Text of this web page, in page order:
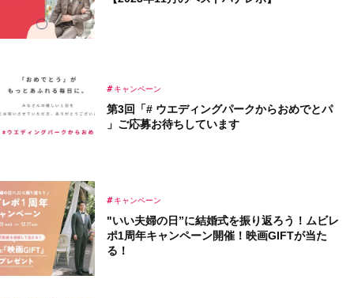
第3回「# ウエディングパークからおめでとパ
」ご応募お待ちしています
キャンペーン
"いい夫婦の日”に結婚式を振り返ろう！ムビレ
ポ1周年キャンペーン開催！映画GIFTが当た
る！
キャンペーン